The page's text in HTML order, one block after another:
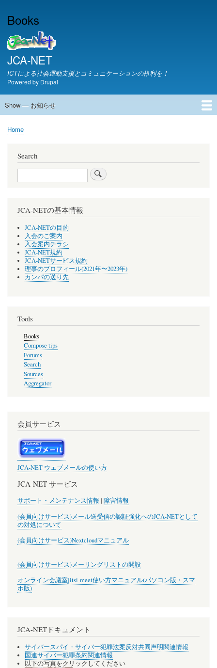
Books
JCA-NET
ICTによる社会運動支援とコミュニケーションの権利を！
Powered by Drupal
お
ら
Show — お知らせ
JCA-NETからのお知らせ
Breadcrumb
Home
Search
Search
JCA-NETの基本情報
JCA-NETの目的
入会のご案内
入会案内チラシ
JCA-NET規約
JCA-NETサービス規約
理事のプロフィール(2021年〜2023年)
カンパの送り先
Tools
Books
Compose tips
Forums
Search
Sources
Aggregator
会員サービス
JCA-NET ウェブメールの使い方
JCA-NET サービス
サポート・メンテナンス情報| 障害情報
(会員向けサービス)メール送受信の認証強化へのJCA-NETとして
の対処について
(会員向けサービス)Nextcloudマニュアル
(会員向けサービス)メーリングリストの開設
オンライン会議室jitsi-meet使い方マニュアル(パソコン版・スマ
ホ版)
JCA-NETドキュメント
サイバースパイ・サイバー犯罪法案反対共同声明関連情報
国連サイバー犯罪条約関連情報
以下の写真をクリックしてください